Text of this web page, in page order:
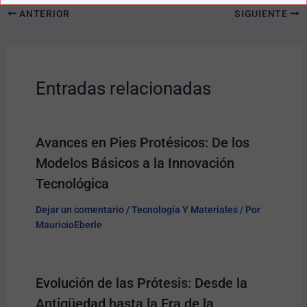
ANTERIOR SIGUIENTE
Entradas relacionadas
Avances en Pies Protésicos: De los
Modelos Básicos a la Innovación
Tecnológica
Dejar un comentario /Tecnología Y Materiales/ Por
MauricioEberle
Evolución de las Prótesis: Desde la
Antigüedad hasta la Era de la